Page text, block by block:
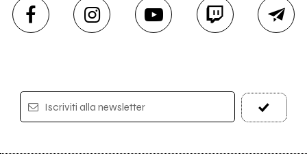
Iscriviti alla newsletter